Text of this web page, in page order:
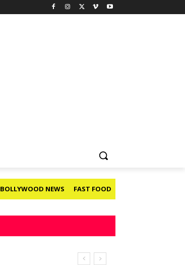
BOLLYWOOD NEWS FAST FOOD